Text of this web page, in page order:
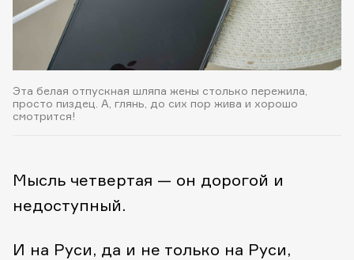
Эта белая отпускная шляпа жены столько пережила,
просто пиздец. А, глянь, до сих пор жива и хорошо
смотрится!
Мысль четвертая — он дорогой и
недоступный.
И на Руси, да и не только на Руси,